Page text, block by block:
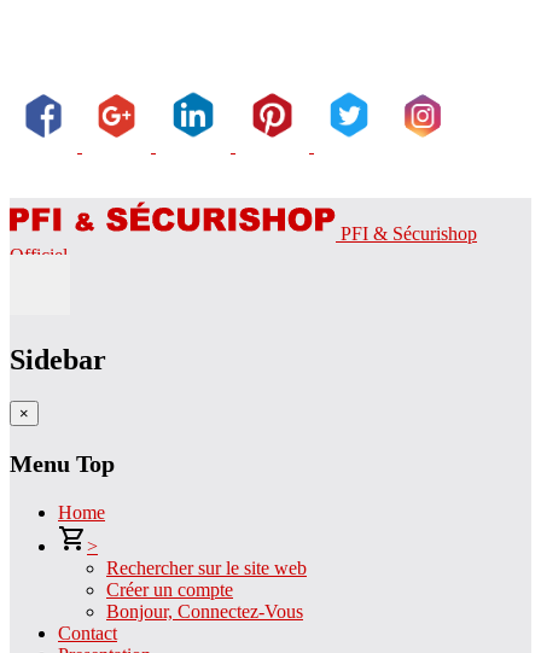
PFI & Sécurishop
Officiel
Sidebar
×
Menu Top
Home
>
Rechercher sur le site web
Créer un compte
Bonjour, Connectez-Vous
Contact